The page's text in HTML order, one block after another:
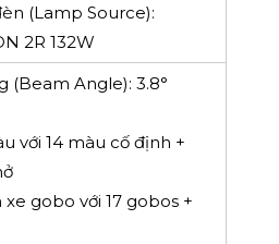
(Lamp Source):
2R 132W
(Beam Angle): 3.8°
với 14 màu cố định +
gobo với 17 gobos +